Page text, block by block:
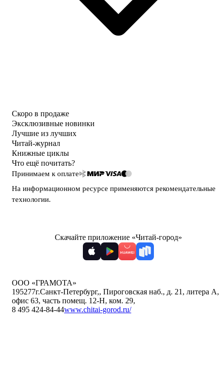
Скоро в продаже
Эксклюзивные новинки
Лучшие из лучших
Читай-журнал
Книжные циклы
Что ещё почитать?
Принимаем к оплате
На информационном ресурсе применяются рекомендательные
технологии.
Скачайте приложение «Читай-город»
ООО «ГРАМОТА»
195277г.Санкт-Петербург,, Пироговская наб., д. 21, литера А,
офис 63, часть помещ. 12-Н, ком. 29,
8 495 424-84-44www.chitai-gorod.ru/